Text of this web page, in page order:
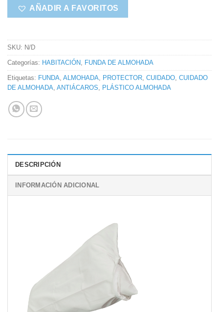
AÑADIR A FAVORITOS
SKU: N/D
Categorías: HABITACIÓN FUNDA DE ALMOHADA
Etiquetas: FUNDA ALMOHADA PROTECTOR CUIDADO CUIDADO
DE ALMOHADA ANTIÁCAROS PLÁSTICO ALMOHADA
DESCRIPCIÓN
INFORMACIÓN ADICIONAL